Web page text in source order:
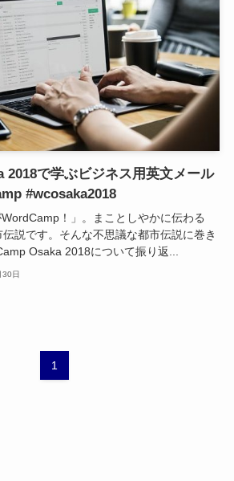
2018で学ぶビジネス用英文メール
#wcosaka2018
WordCamp！」。まことしやかに伝わる
説です。そんな不思議な都市伝説に巻き
Osaka 2018について振り返...
日
1